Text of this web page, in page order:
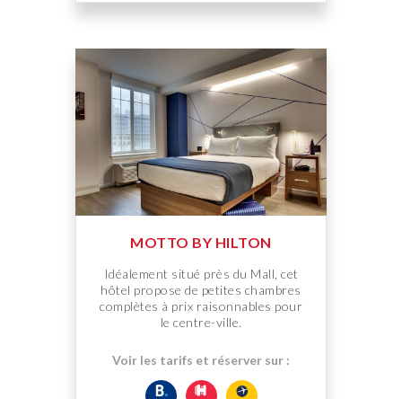
MOTTO BY HILTON
Idéalement situé près du Mall, cet
hôtel propose de petites chambres
complètes à prix raisonnables pour
le centre-ville.
Voir les tarifs et réserver sur :